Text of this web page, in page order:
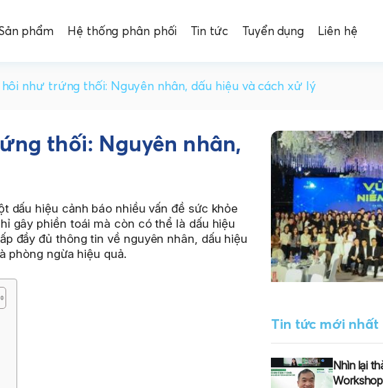
phẩm Hệ thống phân phối Tin tức Tuyển dụng Liên hệ
như trứng thối: Nguyên nhân, dấu hiệu và cách xử lý
thối: Nguyên nhân,
dấu hiệu cảnh báo nhiều vấn đề sức khỏe
gây phiền toái mà còn có thể là dấu hiệu
đầy đủ thông tin về nguyên nhân, dấu hiệu
phòng ngừa hiệu quả.
Tin tức mới nhất
Nhìn lại